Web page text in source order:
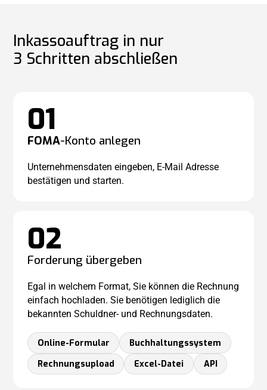
Inkassoauftrag in nur
3 Schritten abschließen
01
FOMA-Konto anlegen
Unternehmensdaten eingeben, E-Mail Adresse
bestätigen und starten.
02
Forderung übergeben
Egal in welchem Format, Sie können die Rechnung
einfach hochladen. Sie benötigen lediglich die
bekannten Schuldner- und Rechnungsdaten.
Online-Formular
Buch­haltungs­system
Rechnungsupload
Excel-Datei API